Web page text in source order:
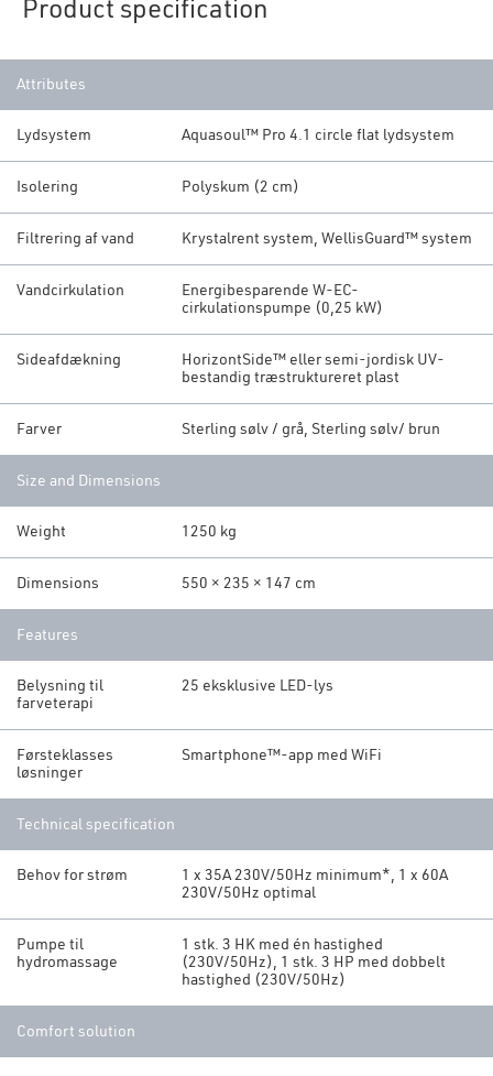
Product specification
Attributes
Lydsystem Aquasoul™ Pro 4.1 circle flat lydsystem
Isolering Polyskum (2 cm)
Filtrering af vand Krystalrent system, WellisGuard™ system
Vandcirkulation
Energibesparende W-EC-
cirkulationspumpe (0,25 kW)
Sideafdækning
HorizontSide™ eller semi-jordisk UV-
bestandig træstruktureret plast
Farver Sterling sølv / grå, Sterling sølv/ brun
Size and Dimensions
Weight 1250 kg
Dimensions 550 × 235 × 147 cm
Features
Belysning til
farveterapi
25 eksklusive LED-lys
Førsteklasses
løsninger
Smartphone™-app med WiFi
Technical specification
Behov for strøm
1 x 35A 230V/50Hz minimum*, 1 x 60A
230V/50Hz optimal
Pumpe til
hydromassage
1 stk. 3 HK med én hastighed
(230V/50Hz), 1 stk. 3 HP med dobbelt
hastighed (230V/50Hz)
Comfort solution